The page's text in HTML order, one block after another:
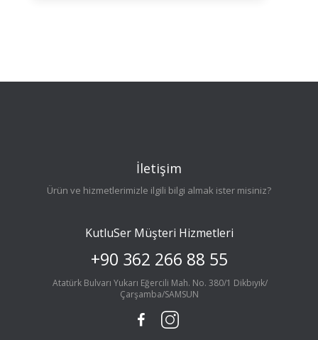
İletişim
Ürün ve hizmetlerimizle ilgili bilgi almak ister misiniz?
KutluSer Müşteri Hizmetleri
+90 362 266 88 55
Atatürk Bulvarı Yukarı Eğercili Mah. No. 380/1 Dikbıyık/
Çarşamba/SAMSUN